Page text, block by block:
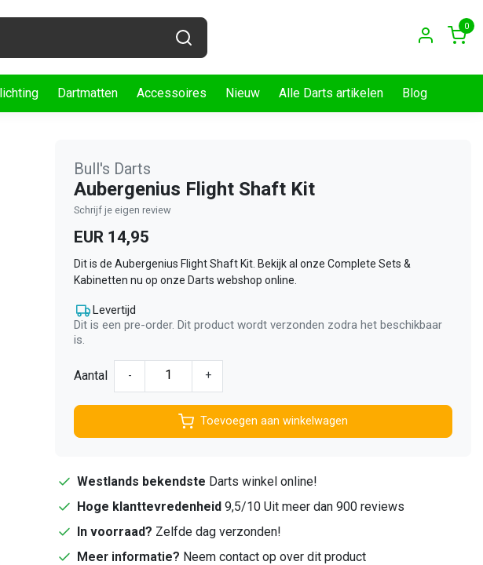
0
Dartmatten Accessoires Nieuw Alle Darts artikelen Blog
Bull's Darts
Aubergenius Flight Shaft Kit
Schrijf je eigen review
EUR 14,95
Dit is de Aubergenius Flight Shaft Kit. Bekijk al onze Complete Sets &
Kabinetten nu op onze Darts webshop online.
Levertijd
Dit is een pre-order. Dit product wordt verzonden zodra het beschikbaar
is.
Aantal - +
Toevoegen aan winkelwagen
Westlands bekendste Darts winkel online!
Hoge klanttevredenheid 9,5/10 Uit meer dan 900 reviews
In voorraad? Zelfde dag verzonden!
Meer informatie? Neem contact op over dit product